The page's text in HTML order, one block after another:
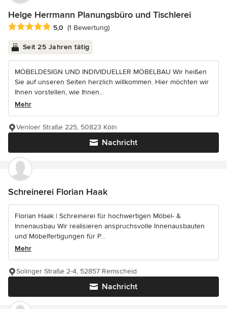
Helge Herrmann Planungsbüro und Tischlerei
Durchschnittliche Bewertung: 5 von 5 Sternen
5,0 (1 Bewertung)
Seit 25 Jahren tätig
MÖBELDESIGN UND INDIVIDUELLER MÖBELBAU Wir heißen
Sie auf unseren Seiten herzlich willkommen. Hier möchten wir
Ihnen vorstellen, wie Ihnen...
Mehr
Nachricht
Venloer Straße 225, 50823 Köln
Schreinerei Florian Haak
Florian Haak | Schreinerei für hochwertigen Möbel- &
Innenausbau Wir realisieren anspruchsvolle Innenausbauten
und Möbelfertigungen für P...
Mehr
Nachricht
Solinger Straße 2-4, 52857 Remscheid